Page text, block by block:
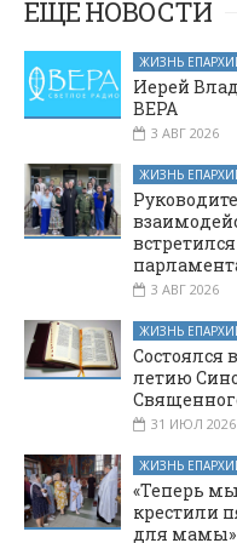
ЕЩЕ НОВОСТИ
ЖИЗНЬ
Иерей
ВЕРА
3 АВГ 2026
ЖИЗНЬ
3 АВГ 2026
ЖИЗНЬ
Состоялся
летию
31 ИЮЛ 2026
ЖИЗНЬ
«Теперь
крестили
для мамы»